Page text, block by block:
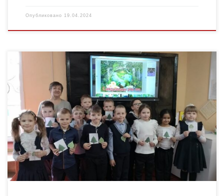
Опубликовано 19.04.2024
Сегодня гостями Дома детского творчества стали учащиеся
Токаревской СОШ № 2, кл. рук. Кузнецова И.Н.. Для ребят
было подготовлено развлекательное мероприятие,
посвящённое Дню леса. Дети […]